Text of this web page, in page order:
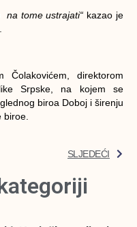
na tome ustrajati“ kazao je
direktorom
Srpske, na kojem se
biroa Doboj i širenju
biroe.
SLJEDEĆI